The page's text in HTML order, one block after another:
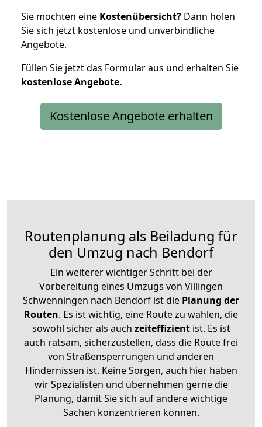
Sie möchten eine Kostenübersicht? Dann holen
Sie sich jetzt kostenlose und unverbindliche
Angebote.
Füllen Sie jetzt das Formular aus und erhalten Sie
kostenloseAngebote.
Kostenlose Angebote erhalten
Routenplanung als Beiladung für
den Umzug nach Bendorf
Ein weiterer wichtiger Schritt bei der
Vorbereitung eines Umzugs von Villingen
Schwenningen nach Bendorf ist die Planung der
Routen. Es ist wichtig, eine Route zu wählen, die
sowohl sicher als auch zeiteffizientist. Es ist
auch ratsam, sicherzustellen, dass die Route frei
von Straßensperrungen und anderen
Hindernissen ist. Keine Sorgen, auch hier haben
wir Spezialisten und übernehmen gerne die
Planung, damit Sie sich auf andere wichtige
Sachen konzentrieren können.